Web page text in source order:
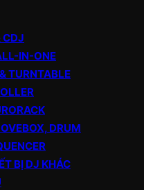
CDJ
IN-ONE
TURNTABLE
DRUM
BỊ DJ KHÁC